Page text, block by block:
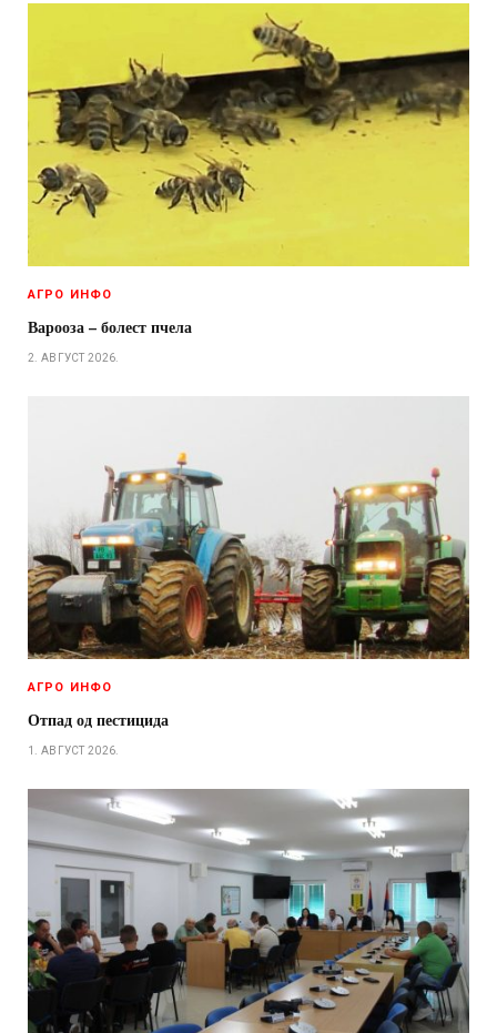
АГРО ИНФО
Варооза – болест пчела
2. АВГУСТ 2026.
АГРО ИНФО
Отпад од пестицида
1. АВГУСТ 2026.